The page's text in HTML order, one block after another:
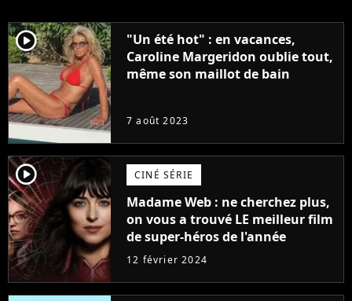
player2
"Un été hot" : en vacances,
Caroline Margeridon oublie tout,
même son maillot de bain
7 août 2023
player2 CINÉ SÉRIE
Madame Web : ne cherchez plus,
on vous a trouvé LE meilleur film
de super-héros de l'année
12 février 2024